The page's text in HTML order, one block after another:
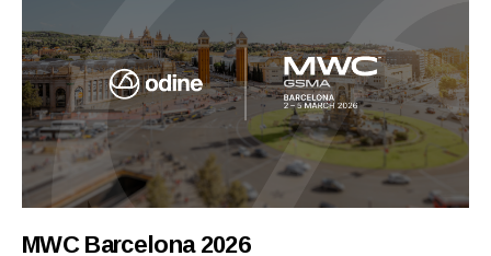
MWC Barcelona 2026